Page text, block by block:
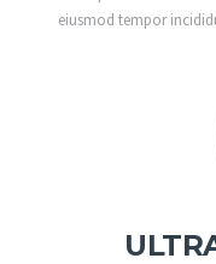
eiusmod tempor